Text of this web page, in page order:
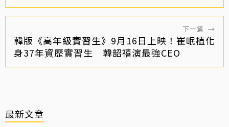
下一篇 →
韓版《高年級實習生》9月16日上映！崔岷植化
身37年資歷實習生 韓韶禧演最強CEO
最新文章